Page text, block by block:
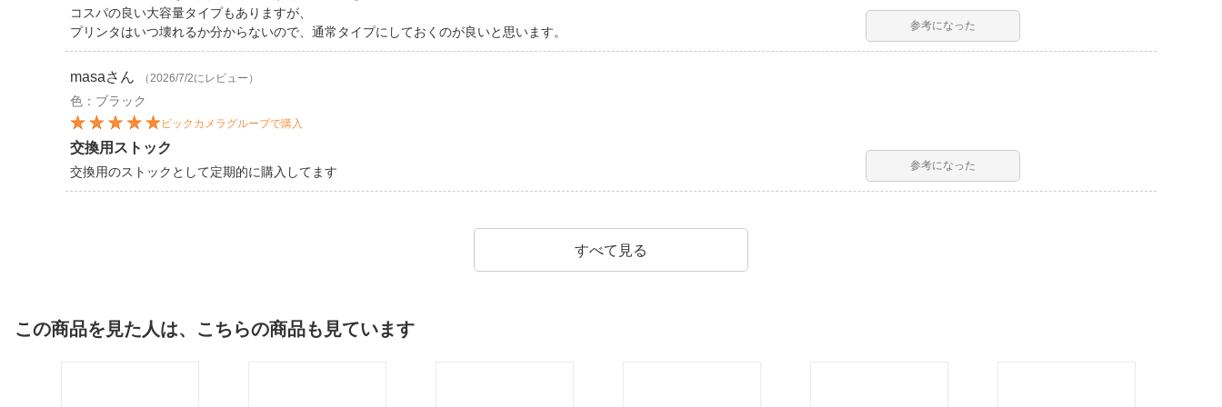
コスパの良い大容量タイプもありますが、
プリンタはいつ壊れるか分からないので、通常タイプにしておくのが良いと思います。
参考になった
masaさん （2026/7/2にレビュー）
色：ブラック
ビックカメラグループで購入
交換用ストック
交換用のストックとして定期的に購入してます 参考になった
すべて見る
この商品を見た人は、こちらの商品も見ています